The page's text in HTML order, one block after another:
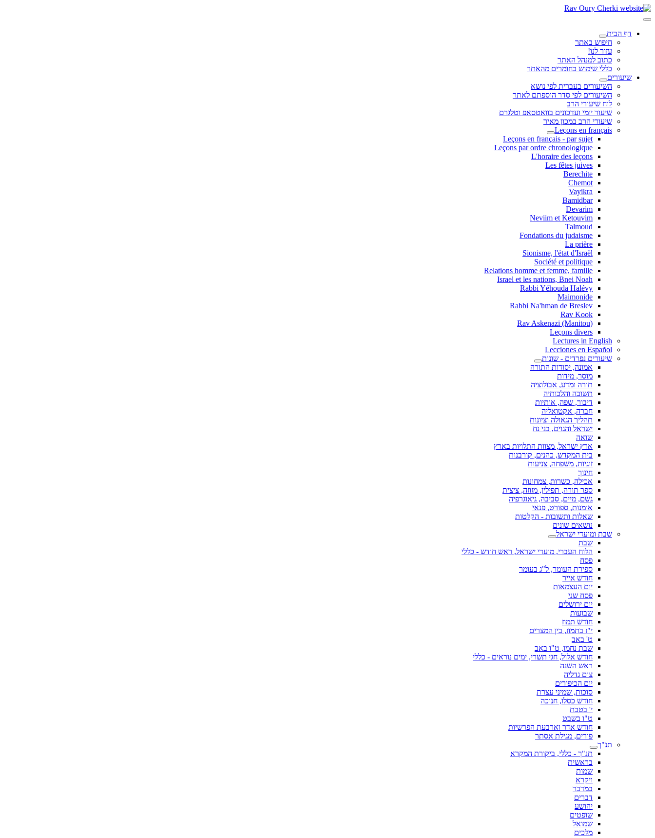
דף הבית
חיפוש באתר
עזור לנו!
כתוב למנהל האתר
כללי שימוש בחומרים מהאתר
שיעורים
השיעורים בעברית לפי נושא
השיעורים לפי סדר הוספתם לאתר
לוח שיעורי הרב
שיעור יומי ועדכונים בוואטסאפ וטלגרם
שיעורי הרב במכון מאיר
Leçons en français
Leçons en français - par sujet
Leçons par ordre chronologique
L'horaire des leçons
Les fêtes juives
Berechite
Chemot
Vayikra
Bamidbar
Devarim
Neviim et Ketouvim
Talmoud
Fondations du judaisme
La prière
Sionisme, l'état d'Israël
Société et politique
Relations homme et femme, famille
Israel et les nations, Bnei Noah
Rabbi Yéhouda Halévy
Maimonide
Rabbi Na'hman de Breslev
Rav Kook
(Rav Askenazi (Manitou
Leçons divers
Lectures in English
Lecciones en Español
שיעורים נפרדים - שונות
אמונה, יסודות התורה
מוסר, מידות
תורה ומדע, אבולוציה
תשובה והלכותיה
דיבור, שפה, אותיות
חברה, אקטואליה
תהליך הגאולה וציונות
ישראל והגוים, בני נח
שואה
ארץ ישראל, מצוות התלויות בארץ
בית המקדש, כהנים, קורבנות
זוגיות, משפחה, צניעות
חינוך
אכילה, כשרות, צמחונות
ספר תורה, תפילין, מזוזה, ציצית
גשם, מיים, סביבה, גיאוגרפיה
אומנות, ספורט, פנאי
שאלות ותשובות - הקלטות
נושאים שונים
שבת ומועדי ישראל
שבת
הלוח העברי, מועדי ישראל, ראש חודש - כללי
פסח
ספירת העומר, ל"ג בעומר
חודש אייר
יום העצמאות
פסח שני
יום ירושלים
שבועות
חודש תמוז
י"ז בתמוז, בין המצרים
ט' באב
שבת נחמו, ט"ו באב
חודש אלול, חגי תשרי, ימים נוראים - כללי
ראש השנה
צום גדליה
יום הכיפורים
סוכות, שמיני עצרת
חודש כסלו, חנוכה
י' בטבת
ט"ו בשבט
חודש אדר וארבעת הפרשיות
פורים, מגילת אסתר
תנ"ך
תנ"ך - כללי, ביקורת המקרא
בראשית
שמות
ויקרא
במדבר
דברים
יהושע
שופטים
שמואל
מלכים